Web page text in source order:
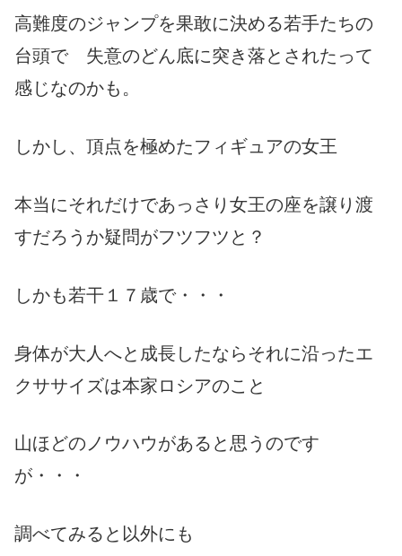
高難度のジャンプを果敢に決める若手たちの
台頭で 失意のどん底に突き落とされたって
感じなのかも。
しかし、頂点を極めたフィギュアの女王
本当にそれだけであっさり女王の座を譲り渡
すだろうか疑問がフツフツと？
しかも若干１７歳で・・・
身体が大人へと成長したならそれに沿ったエ
クササイズは本家ロシアのこと
山ほどのノウハウがあると思うのです
が・・・
調べてみると以外にも